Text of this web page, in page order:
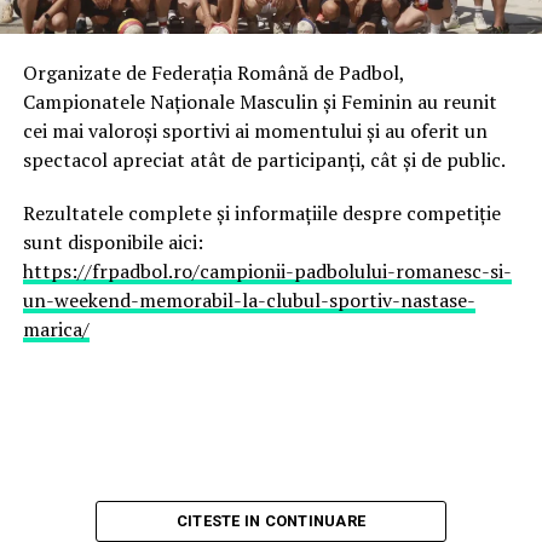
Adrian Cătrună– ACS Sportul pentru Viitor
Daniel Matincă – ACS Sportul pentru Viitor
Cele două echipe au impresionat prin constanță,
transformat, încă din primele zile ale competiției, în
principalele candidate la câștigarea trofeului.
Semifinale de cel mai înalt nivel
Românii au controlat partida de la început până la
sfârșit și s-au impus cu2-0, obținând calificarea în finală
Organizate de Federația Română de Padbol,
Campionatele Naționale Masculin și Feminin au reunit
cei mai valoroși sportivi ai momentului și au oferit un
spectacol apreciat atât de participanți, cât și de public.
Rezultatele complete și informațiile despre competiție
sunt disponibile aici:
https://frpadbol.ro/campionii-padbolului-romanesc-si-
un-weekend-memorabil-la-clubul-sportiv-nastase-
marica/
CITESTE IN CONTINUARE